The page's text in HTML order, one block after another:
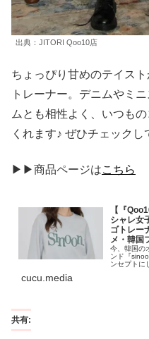
出典：JITORI Qoo10店
ちょっぴり甘めのテイス
トレーナー。デニムやミ
ムとも相性よく、いつも
くれます♪ ぜひチェックし
▶▶商品ページはこちら
【『
シャレ女
ゴトレー
メ・韓国
今、韓国の
ンド『
ンセプトに
cucu.media
共有: